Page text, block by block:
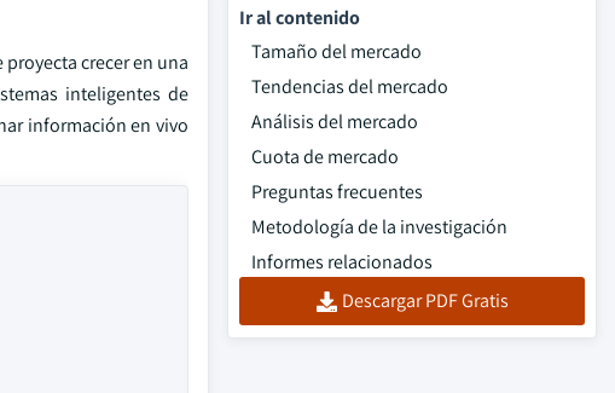
crecer en una
inteligentes de
información en vivo
Ir al contenido
Tamaño del mercado
Tendencias del mercado
Análisis del mercado
Cuota de mercado
Preguntas frecuentes
Metodología de la investigación
Informes relacionados
Descargar PDF Gratis